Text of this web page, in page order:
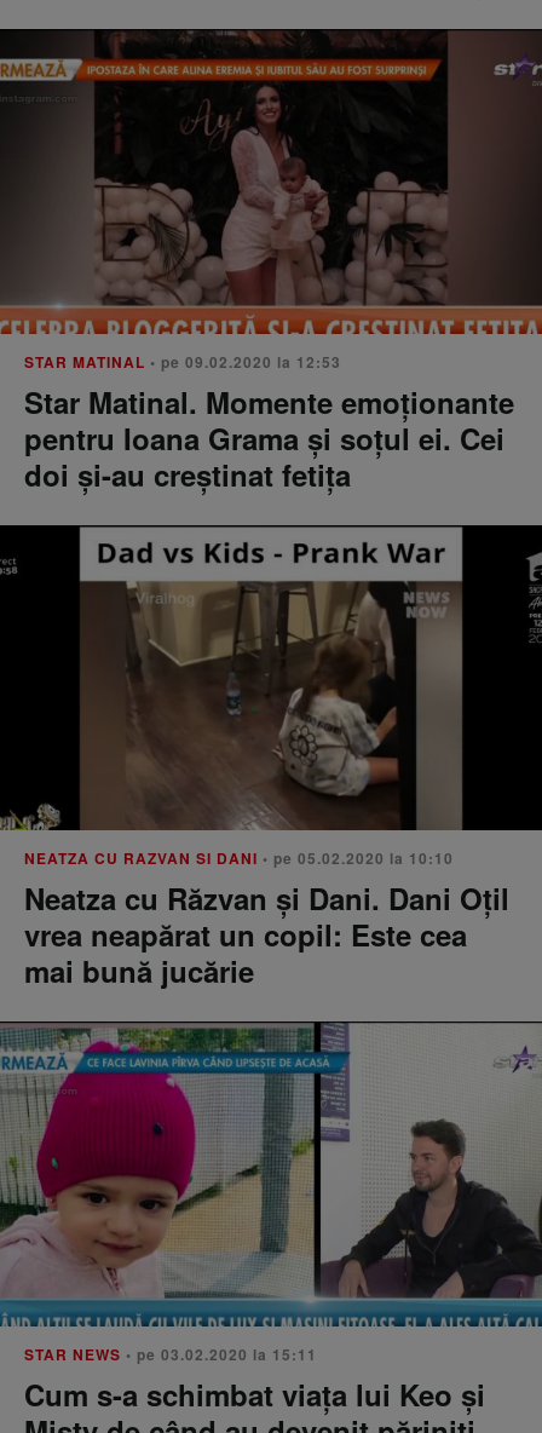
STAR MATINAL • pe 09.02.2020 la 12:53
Star Matinal. Momente emoționante
pentru Ioana Grama și soțul ei. Cei
doi și-au creștinat fetița
NEATZA CU RAZVAN SI DANI • pe 05.02.2020 la 10:10
Neatza cu Răzvan și Dani. Dani Oțil
vrea neapărat un copil: Este cea
mai bună jucărie
STAR NEWS • pe 03.02.2020 la 15:11
Cum s-a schimbat viaţa lui Keo şi